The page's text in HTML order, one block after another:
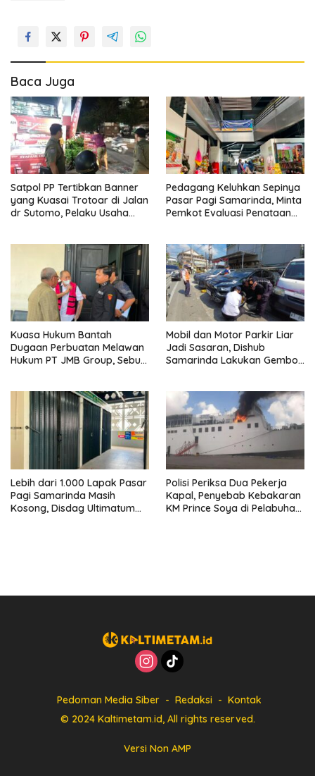
Baca Juga
Satpol PP Tertibkan Banner
yang Kuasai Trotoar di Jalan
dr Sutomo, Pelaku Usaha
Pedagang Keluhkan Sepinya
Pasar Pagi Samarinda, Minta
Pemkot Evaluasi Penataan
Kuasa Hukum Bantah
Dugaan Perbuatan Melawan
Hukum PT JMB Group, Sebut
Mobil dan Motor Parkir Liar
Jadi Sasaran, Dishub
Samarinda Lakukan Gembok
Lebih dari 1.000 Lapak Pasar
Pagi Samarinda Masih
Kosong, Disdag Ultimatum
Polisi Periksa Dua Pekerja
Kapal, Penyebab Kebakaran
KM Prince Soya di Pelabuhan
Pedoman Media Siber Redaksi
Kontak
© 2024 Kaltimetam.id, All rights reserved.
Versi Non AMP